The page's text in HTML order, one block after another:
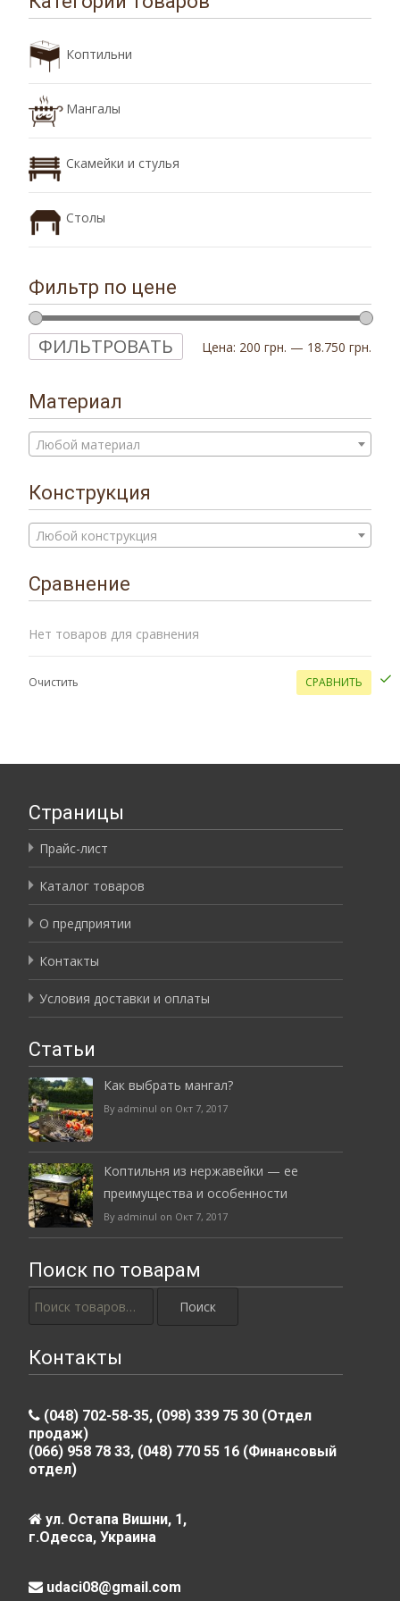
Коптильни
Мангалы
Скамейки и стулья
Столы
Фильтр по цене
ФИЛЬТРОВАТЬ Цена: 200 грн. — 18.750 грн.
Материал
Любой материал
Конструкция
Любой конструкция
Сравнение
Нет товаров для сравнения
Очистить СРАВНИТЬ
Страницы
Прайс-лист
Каталог товаров
О предприятии
Контакты
Условия доставки и оплаты
Статьи
Как выбрать мангал?
By adminul on Окт 7, 2017
Коптильня из нержавейки — ее
преимущества и особенности
By adminul on Окт 7, 2017
Поиск по товарам
Искать:
Контакты
(048) 702-58-35, (098) 339 75 30 (Отдел
продаж)
(066) 958 78 33, (048) 770 55 16 (Финансовый
отдел)
ул. Остапа Вишни, 1,
г.Одесса, Украина
udaci08@gmail.com